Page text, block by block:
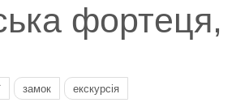
фортеця,
замок екскурсія